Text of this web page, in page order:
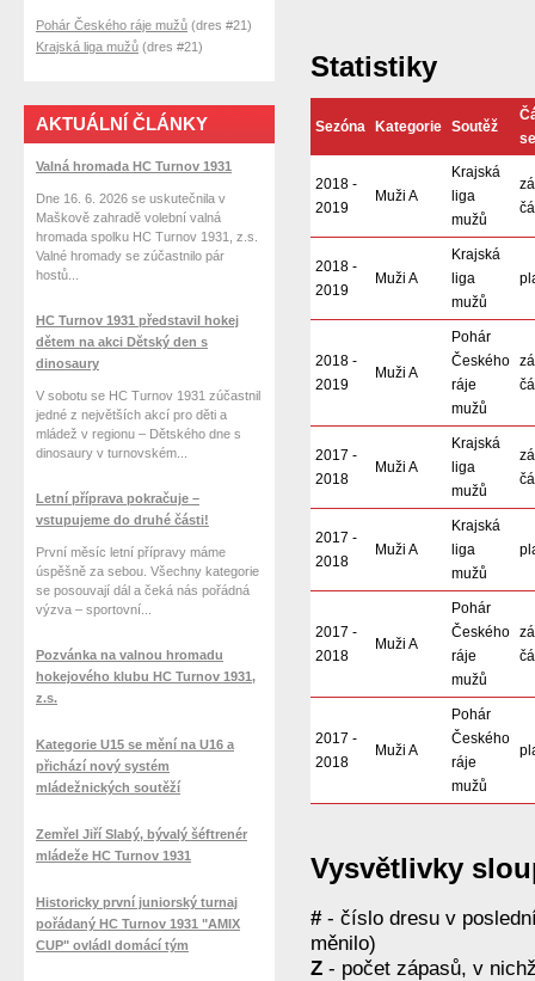
Statistiky
Sezóna Kategorie Soutěž
2018 -
2019
Muži A
Krajská
liga
mužů
2018 -
2019
Muži A
Krajská
liga
mužů
2018 -
2019
Muži A
Pohár
Českého
ráje
mužů
2017 -
2018
Muži A
Krajská
liga
mužů
2017 -
2018
Muži A
Krajská
liga
mužů
2017 -
2018
Muži A
Pohár
Českého
ráje
mužů
2017 -
2018
Muži A
Pohár
Českého
ráje
mužů
Vysvětlivky
# - číslo dresu v
měnilo)
Z - počet zápasů, v
Pohár Českého ráje mužů (dres #21)
Krajská liga mužů (dres #21)
AKTUÁLNÍ ČLÁNKY
Valná hromada HC Turnov 1931
Dne 16. 6. 2026 se uskutečnila v
Maškově zahradě volební valná
hromada spolku HC Turnov 1931, z.s.
Valné hromady se zúčastnilo pár
hostů...
HC Turnov 1931 představil hokej
dětem na akci Dětský den s
dinosaury
V sobotu se HC Turnov 1931 zúčastnil
jedné z největších akcí pro děti a
mládež v regionu – Dětského dne s
dinosaury v turnovském...
Letní příprava pokračuje –
vstupujeme do druhé části!
První měsíc letní přípravy máme
úspěšně za sebou. Všechny kategorie
se posouvají dál a čeká nás pořádná
výzva – sportovní...
Pozvánka na valnou hromadu
hokejového klubu HC Turnov 1931,
z.s.
Kategorie U15 se mění na U16 a
přichází nový systém
mládežnických soutěží
Zemřel Jiří Slabý, bývalý šéftrenér
mládeže HC Turnov 1931
Historicky první juniorský turnaj
pořádaný HC Turnov 1931 "AMIX
CUP" ovládl domácí tým